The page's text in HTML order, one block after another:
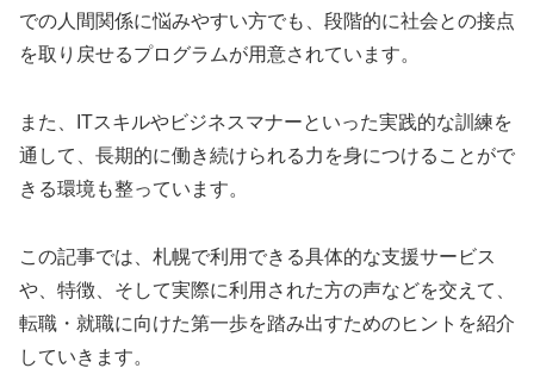
での人間関係に悩みやすい方でも、段階的に社会との接点
を取り戻せるプログラムが用意されています。
また、ITスキルやビジネスマナーといった実践的な訓練を
通して、長期的に働き続けられる力を身につけることがで
きる環境も整っています。
この記事では、札幌で利用できる具体的な支援サービス
や、特徴、そして実際に利用された方の声などを交えて、
転職・就職に向けた第一歩を踏み出すためのヒントを紹介
していきます。